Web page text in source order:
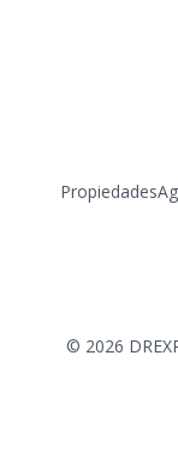
Propiedades
© 2026